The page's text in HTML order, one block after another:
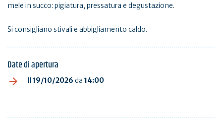
mele in succo: pigiatura, pressatura e degustazione.
Si consigliano stivali e abbigliamento caldo.
Date di apertura
Il 19/10/2026 da 14:00